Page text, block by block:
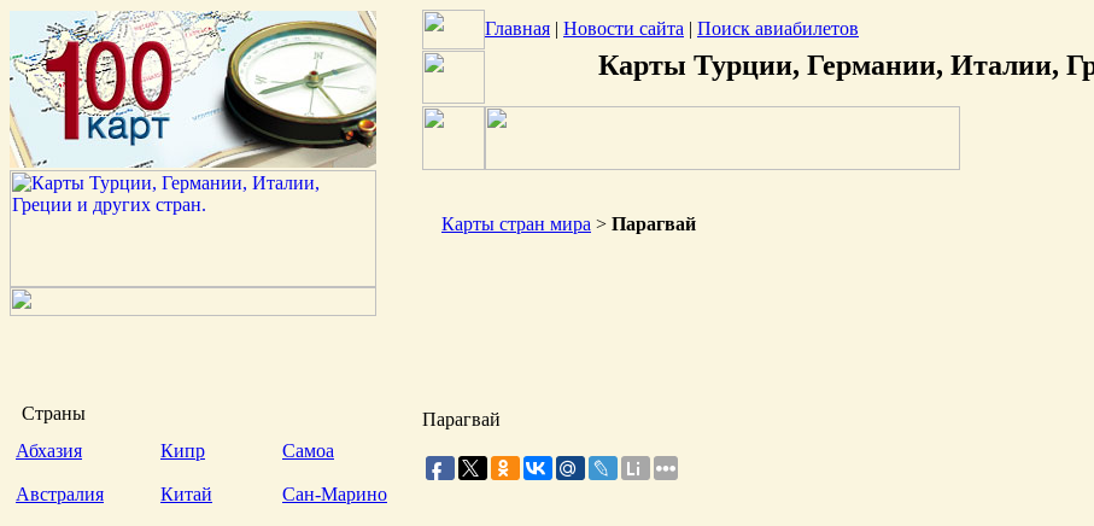
Главная | Новости сайта | Поиск авиабилетов
Карты Турции, Германии, Италии,
Страны
Абхазия
Австралия
Кипр
Китай
Самоа
Сан-Марино
Карты стран мира > Парагвай
Парагвай